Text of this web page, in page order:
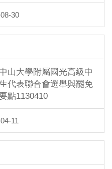
30
山大學附屬國光高級中
代表聯合會選舉與罷免
點1130410
11